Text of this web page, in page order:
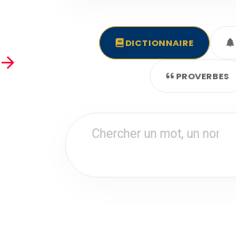
DICTIONNAIRE
PROVERBES